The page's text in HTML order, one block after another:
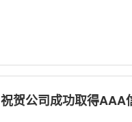
祝贺公司成功取得AAA